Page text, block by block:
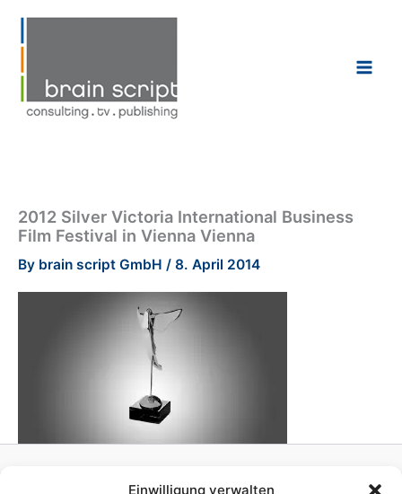
Einwilligung verwalten
2012 Silver Victoria International Business
Film Festival in Vienna Vienna
By brain script GmbH / 8. April 2014